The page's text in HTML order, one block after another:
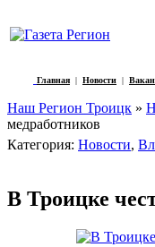
Главная | Новости |
Наш Регион Троицк »
медработников
Категория: Новости,
В Троицке